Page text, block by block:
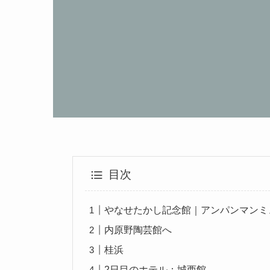
目次
やなせたかし記念館｜アンパンマンミ
内原野陶芸館へ
桂浜